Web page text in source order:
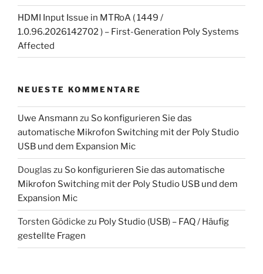
HDMI Input Issue in MTRoA ( 1449 /
1.0.96.2026142702 ) – First-Generation Poly Systems
Affected
NEUESTE KOMMENTARE
Uwe Ansmann zu So konfigurieren Sie das
automatische Mikrofon Switching mit der Poly Studio
USB und dem Expansion Mic
Douglas zu So konfigurieren Sie das automatische
Mikrofon Switching mit der Poly Studio USB und dem
Expansion Mic
Torsten Gödicke zu Poly Studio (USB) – FAQ / Häufig
gestellte Fragen